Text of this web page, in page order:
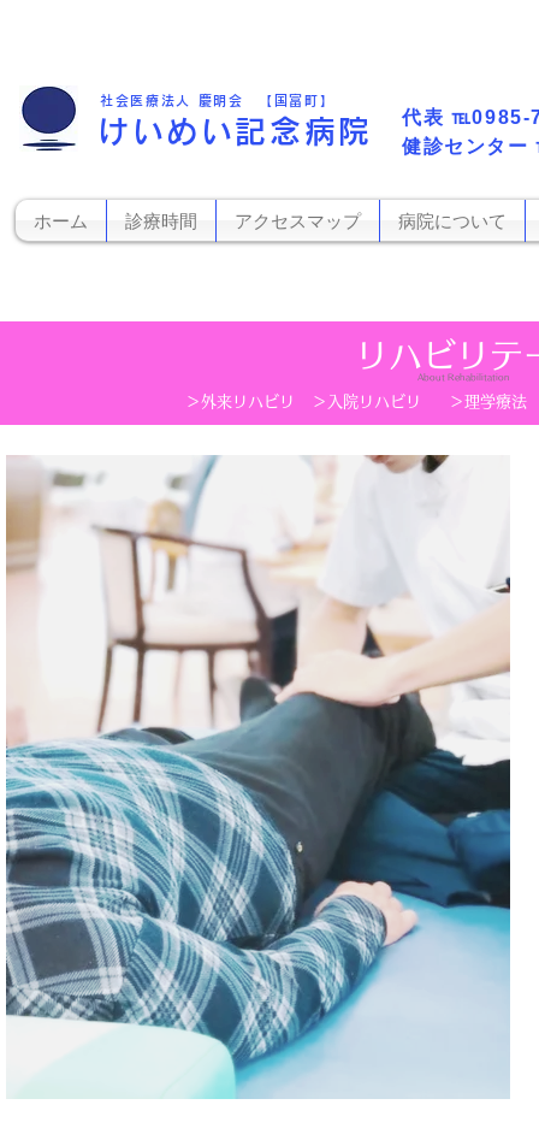
​健診センター
社会医療法人 慶明会 【国富町】
けいめい記念病院 代表​ ℡0985-
ホーム 診療時間 アクセスマップ 病院について
＞外来リハビリ
リハビリテ
About Rehabilitation
＞入院リハビリ ＞理学療法